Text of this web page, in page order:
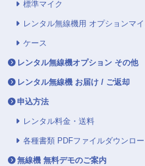
標準マイク
レンタル無線機用 オプションマイ
ケース
レンタル無線機オプション その他
レンタル無線機 お届け / ご返却
申込方法
レンタル料金・送料
各種書類 PDFファイルダウンロ
無線機 無料デモのご案内